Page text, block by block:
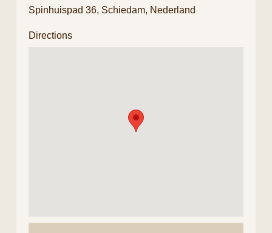
Spinhuispad 36, Schiedam, Nederland
Directions